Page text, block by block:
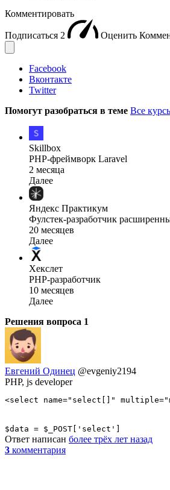
Комментировать
Подписаться 2 Оценить
Facebook
Вконтакте
Twitter
Помогут разобраться в теме Все
Skillbox
PHP-фреймворк Laravel
2 месяца
Далее
Яндекс Практикум
Фулстек-разработчик
20 месяцев
Далее
Хекслет
PHP-разработчик
10 месяцев
Далее
Решения вопроса 1
Евгений Одинец @evgeniy2194
PHP, js developer
<select name="select[]"
$data = $_POST['select']
Ответ написан более трёх лет назад
3 комментария